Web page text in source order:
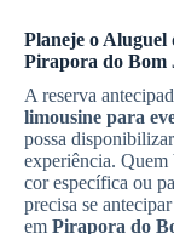
Planeje o Aluguel
Pirapora do Bom
A reserva
limousine para
possa
experiência. Quem
cor específica ou
precisa se
em Pirapora do